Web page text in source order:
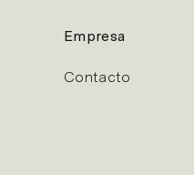
Empresa
Contacto